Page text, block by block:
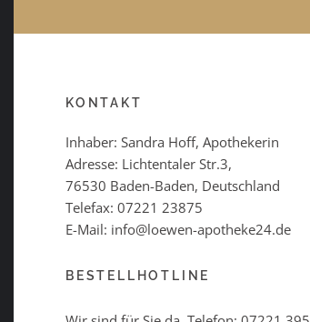
KONTAKT
Inhaber: Sandra Hoff, Apothekerin
Adresse: Lichtentaler Str.3,
76530 Baden-Baden, Deutschland
Telefax: 07221 23875
E-Mail: info@loewen-apotheke24.de
BESTELLHOTLINE